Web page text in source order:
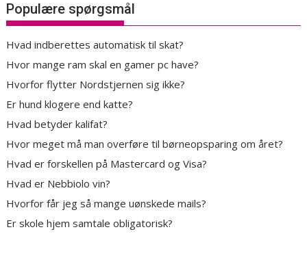
Populære spørgsmål
Hvad indberettes automatisk til skat?
Hvor mange ram skal en gamer pc have?
Hvorfor flytter Nordstjernen sig ikke?
Er hund klogere end katte?
Hvad betyder kalifat?
Hvor meget må man overføre til børneopsparing om året?
Hvad er forskellen på Mastercard og Visa?
Hvad er Nebbiolo vin?
Hvorfor får jeg så mange uønskede mails?
Er skole hjem samtale obligatorisk?